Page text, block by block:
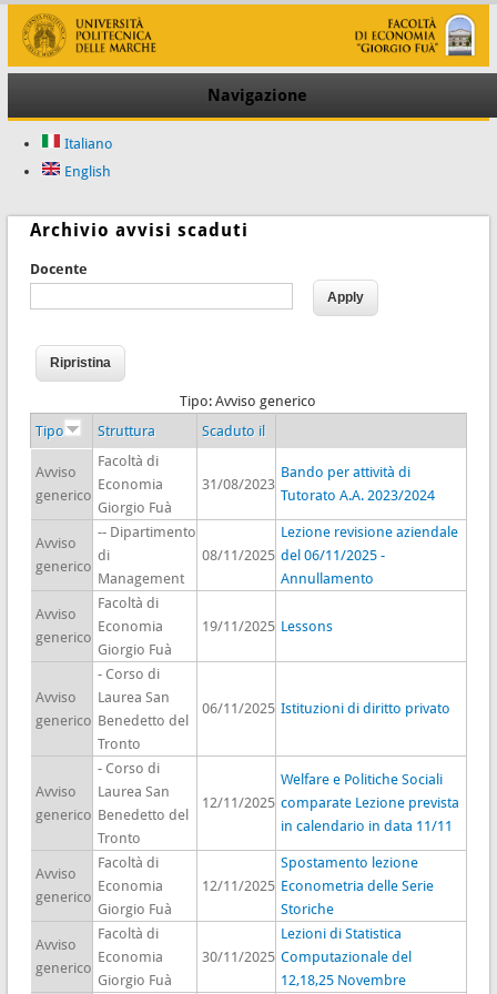
Navigazione
Italiano
English
Archivio avvisi scaduti
Docente
Tipo: Avviso generico
Tipo
Struttura Scaduto il
Avviso
generico
Facoltà di
Economia
Giorgio Fuà
31/08/2023
Bando per attività di
Tutorato A.A. 2023/2024
Avviso
generico
-- Dipartimento
di
Management
08/11/2025
Lezione revisione aziendale
del 06/11/2025 -
Annullamento
Avviso
generico
Facoltà di
Economia
Giorgio Fuà
19/11/2025 Lessons
Avviso
generico
- Corso di
Laurea San
Benedetto del
Tronto
06/11/2025 Istituzioni di diritto privato
Avviso
generico
- Corso di
Laurea San
Benedetto del
Tronto
12/11/2025
Welfare e Politiche Sociali
comparate Lezione prevista
in calendario in data 11/11
Avviso
generico
Facoltà di
Economia
Giorgio Fuà
12/11/2025
Spostamento lezione
Econometria delle Serie
Storiche
Avviso
generico
Facoltà di
Economia
Giorgio Fuà
30/11/2025
Lezioni di Statistica
Computazionale del
12,18,25 Novembre